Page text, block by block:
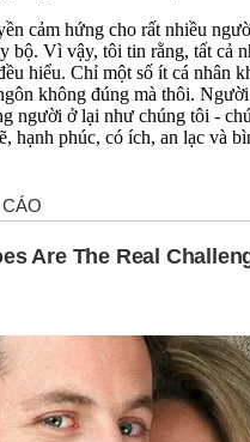
cảm hứng cho rất nhiều
bộ. Vì vậy, tôi tin rằng, tất cả
hiểu. Chỉ một số ít cá nhân
không đúng mà thôi.
người ở lại như chúng tôi -
hạnh phúc, có ích, an lạc và